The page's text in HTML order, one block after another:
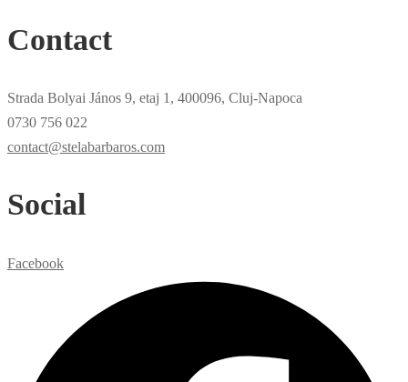
Contact
Strada Bolyai János 9, etaj 1, 400096, Cluj-Napoca
0730 756 022
contact@stelabarbaros.com
Social
Facebook